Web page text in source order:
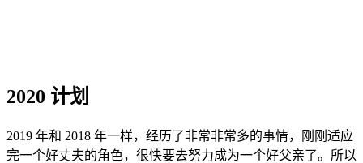
2020 计划
2019 年和 2018 年一样，经历了非常非常多的事情，刚刚适应
完一个好丈夫的角色，很快要去努力成为一个好父亲了。所以